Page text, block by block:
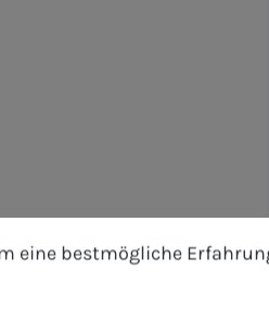
bestmögliche Erfahrung
eine bestmögliche